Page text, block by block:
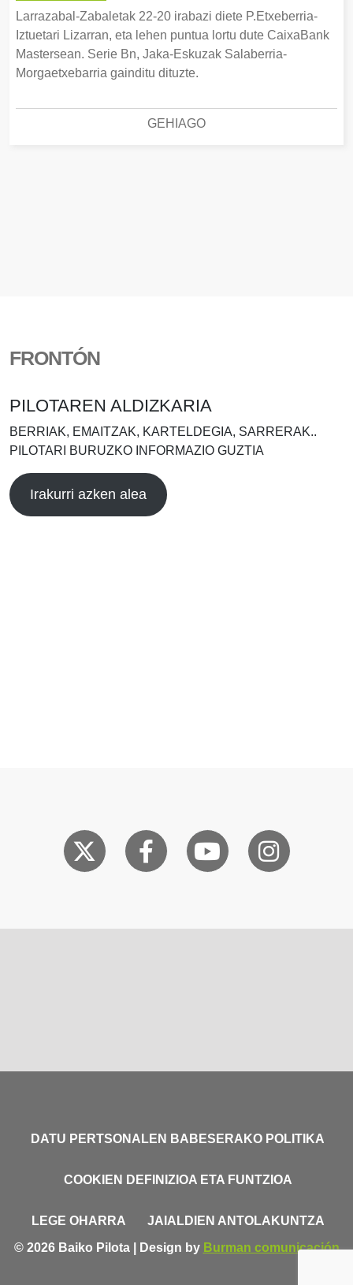
Larrazabal-Zabaletak 22-20 irabazi diete P.Etxeberria-
Iztuetari Lizarran, eta lehen puntua lortu dute CaixaBank
Mastersean. Serie Bn, Jaka-Eskuzak Salaberria-
Morgaetxebarria gainditu dituzte.
GEHIAGO
FRONTÓN
PILOTAREN ALDIZKARIA
BERRIAK, EMAITZAK, KARTELDEGIA, SARRERAK..
PILOTARI BURUZKO INFORMAZIO GUZTIA
Irakurri azken alea
DATU PERTSONALEN BABESERAKO POLITIKA
COOKIEN DEFINIZIOA ETA FUNTZIOA
LEGE OHARRA
JAIALDIEN ANTOLAKUNTZA
© 2026 Baiko Pilota | Design by Burman comunicación